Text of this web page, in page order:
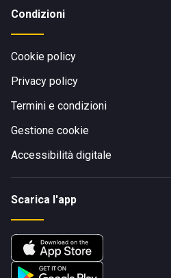
Condizioni
Cookie policy
Privacy policy
Termini e condizioni
Gestione cookie
Accessibilità digitale
Scarica l'app